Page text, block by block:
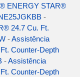
ENERGY STAR®
-
24.7 Cu. Ft.
-Assistência
Counter-Depth
-Assistência
Counter-Depth